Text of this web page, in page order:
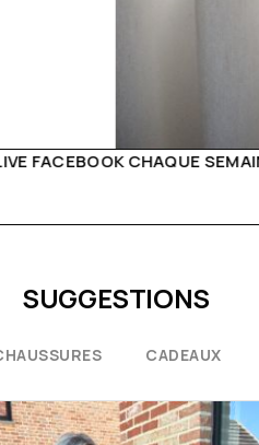
EXCEPTIONNELLES
SUGGESTIONS
CADEAUX